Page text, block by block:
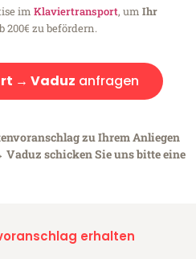
im Klaviertransport, um Ihr
200€ zu befördern.
→ Vaduz anfragen
zu Ihrem Anliegen
schicken Sie uns bitte eine
erhalten